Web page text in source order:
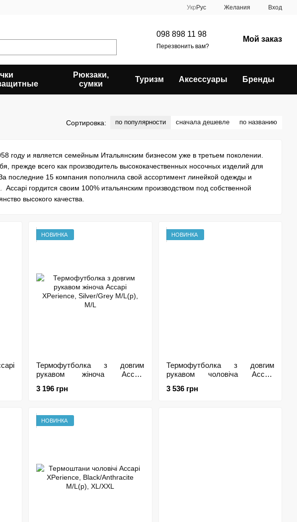
Укр Рус Желания Вход
098 898 11 98
Перезвонить вам?
Мой заказ
Рюкзаки,
сумки
Туризм Аксессуары Бренды
Сортировка: по популярности сначала дешевле по названию
году и является семейным Итальянским бизнесом уже в третьем поколении.
прежде всего как производитель высококачественных носочных изделий для
последние 15 компания пополнила свой ассортимент линейкой одежды и
гордится своим 100% итальянским производством под собственной
высокого качества.
НОВИНКА
Термофутболка з довгим
рукавом жіноча Accapi
M/L
3 196 грн
НОВИНКА
Термофутболка з довгим
рукавом чоловіча Accapi
M/L(р), M/L
3 536 грн
НОВИНКА